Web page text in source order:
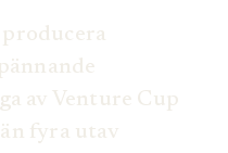
av Venture Cup
fyra utav